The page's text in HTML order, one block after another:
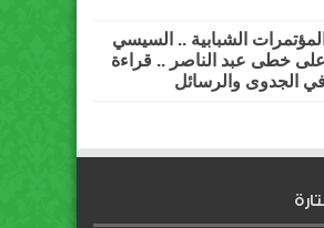
المؤتمرات الشبابية .. السيسي
على خطى عبد الناصر .. قراءة
في الجدوى والرسائل